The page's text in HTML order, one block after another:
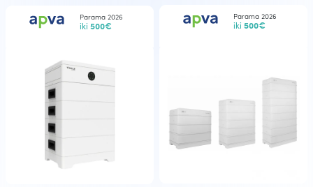
Parama 2026
iki 500€
Parama 2026
iki 500€